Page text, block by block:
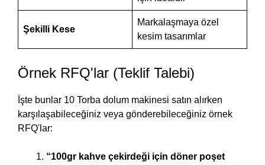
Şekilli Kese
Markalaşmaya özel
kesim tasarımlar
Örnek RFQ'lar (Teklif Talebi)
İşte bunlar 10 Torba dolum makinesi satın alırken
karşılaşabileceğiniz veya gönderebileceğiniz örnek
RFQ'lar:
“100gr kahve çekirdeği için döner poşet